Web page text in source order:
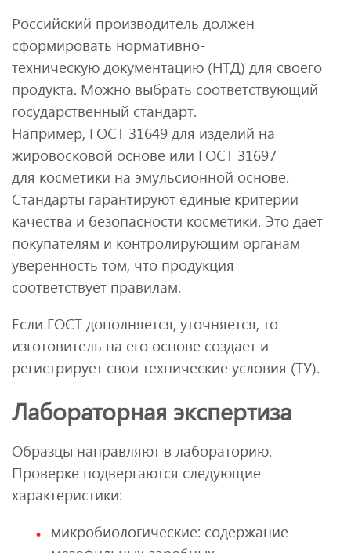
Российский производитель должен
сформировать нормативно-
техническую документацию (НТД) для своего
продукта. Можно выбрать соответствующий
государственный стандарт.
Например, ГОСТ 31649 для изделий на
жировосковой основе или ГОСТ 31697
для косметики на эмульсионной основе.
Стандарты гарантируют единые критерии
качества и безопасности косметики. Это дает
покупателям и контролирующим органам
уверенность том, что продукция
соответствует правилам.
Если ГОСТ дополняется, уточняется, то
изготовитель на его основе создает и
регистрирует свои технические условия (ТУ).
Лабораторная экспертиза
Образцы направляют в лабораторию.
Проверке подвергаются следующие
характеристики:
микробиологические: содержание